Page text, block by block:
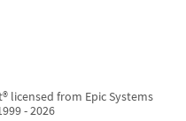
licensed from Epic Systems
- 2026